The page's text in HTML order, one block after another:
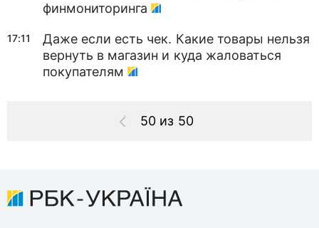
финмониторинга
17:11
Даже если есть чек. Какие товары нельзя
вернуть в магазин и куда жаловаться
покупателям
50 из 50